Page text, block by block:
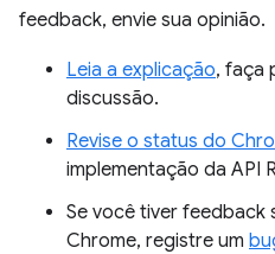
feedback, envie sua opinião.
Leia a explicação, faça
discussão.
Revise o status do
implementação da API
Se você tiver feedback
Chrome, registre um